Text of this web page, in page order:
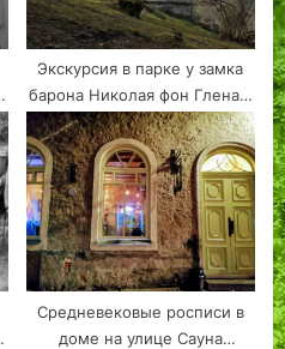
Экскурсия в парке у замка
барона Николая фон Глена в
Таллине. Бронирование
экскурсии.
Средневековые росписи в
доме на улице Сауна